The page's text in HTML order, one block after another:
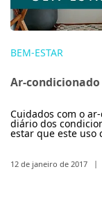
BEM-ESTAR
Ar-
Cuidados com o
diário dos
estar que este uso
12 de janeiro de 2017 |